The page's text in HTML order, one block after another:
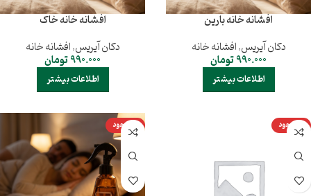
افشانه خانه بارین
دکان آیریس,افشانه خانه
990.000تومان
اطلاعات بیشتر
افشانه خانه خاک
دکان آیریس,افشانه خانه
990.000تومان
اطلاعات بیشتر
ناموجود ناموجود